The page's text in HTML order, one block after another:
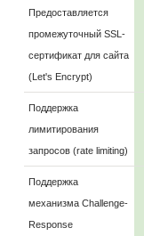
Предоставляется
промежуточный SSL-
сертификат для сайта
(Let's Encrypt)
Поддержка
лимитирования
запросов (rate limiting)
Поддержка
механизма Challenge-
Response